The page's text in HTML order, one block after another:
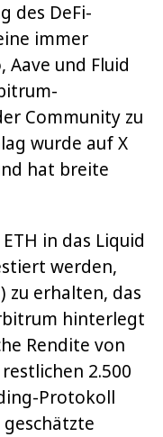
des DeFi-
immer
Aave und Fluid
Community zu
wurde auf X
hat breite
in das Liquid
werden,
zu erhalten, das
hinterlegt
Rendite von
2.500
Protokoll